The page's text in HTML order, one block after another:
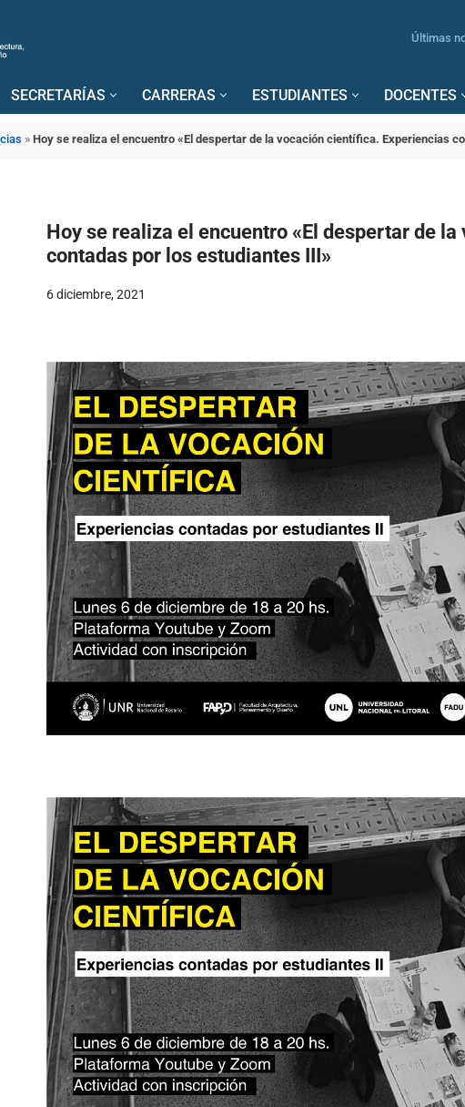
Últimas
SECRETARÍAS CARRERAS ESTUDIANTES DOCENTES
» Hoy se realiza el encuentro «El despertar de la vocación científica. Experiencias
Hoy se realiza el encuentro «El despertar de
contadas por los estudiantes III»
6 diciembre, 2021